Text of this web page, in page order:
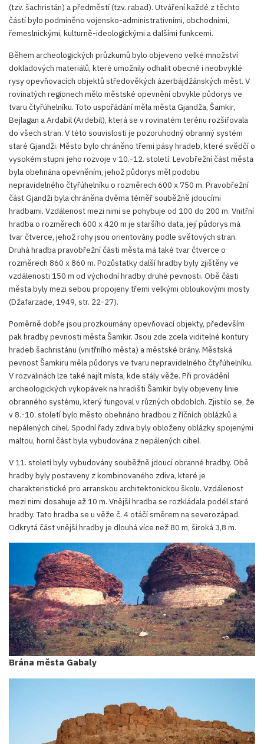
(tzv. šachristán) a předměstí (tzv. rabad). Utváření každé z těchto
částí bylo podmíněno vojensko-administrativními, obchodními,
řemeslnickými, kulturně-ideologickými a dalšími funkcemi.
Během archeologických průzkumů bylo objeveno velké množství
dokladových materiálů, které umožnily odhalit obecné i neobvyklé
rysy opevňovacích objektů středověkých ázerbájdžánských měst. V
rovinatých regionech mělo městské opevnění obvykle půdorys ve
tvaru čtyřúhelníku. Toto uspořádání měla města Gjandža, Šamkir,
Bejlagan a Ardabil (Ardebil), která se v rovinatém terénu rozšiřovala
do všech stran. V této souvislosti je pozoruhodný obranný systém
staré Gjandži. Město bylo chráněno třemi pásy hradeb, které svědčí o
vysokém stupni jeho rozvoje v 10.-12. století. Levobřežní část města
byla obehnána opevněním, jehož půdorys měl podobu
nepravidelného čtyřúhelníku o rozměrech 600 x 750 m. Pravobřežní
část Gjandži byla chráněna dvěma téměř souběžně jdoucími
hradbami. Vzdálenost mezi nimi se pohybuje od 100 do 200 m. Vnitřní
hradba o rozměrech 600 x 420 m je staršího data, její půdorys má
tvar čtverce, jehož rohy jsou orientovány podle světových stran.
Druhá hradba pravobřežní části města má také tvar čtverce o
rozměrech 860 x 860 m. Pozůstatky další hradby byly zjištěny ve
vzdálenosti 150 m od východní hradby druhé pevnosti. Obě části
města byly mezi sebou propojeny třemi velkými obloukovými mosty
(Džafarzade, 1949, str. 22-27).
Poměrně dobře jsou prozkoumány opevňovací objekty, především
pak hradby pevnosti města Šamkir. Jsou zde zcela viditelné kontury
hradeb šachristánu (vnitřního města) a městské brány. Městská
pevnost Šamkiru měla půdorys ve tvaru nepravidelného čtyřúhelníku.
V rozvalinách lze také najít místa, kde stály věže. Při provádění
archeologických vykopávek na hradišti Šamkir byly objeveny linie
obranného systému, který fungoval v různých obdobích. Zjistilo se, že
v 8.-10. století bylo město obehnáno hradbou z říčních oblázků a
nepálených cihel. Spodní řady zdiva byly obloženy oblázky spojenými
maltou, horní část byla vybudována z nepálených cihel.
V 11. století byly vybudovány souběžně jdoucí obranné hradby. Obě
hradby byly postaveny z kombinovaného zdiva, které je
charakteristické pro arranskou architektonickou školu. Vzdálenost
mezi nimi dosahuje až 10 m. Vnější hradba se rozkládala podél staré
hradby. Tato hradba se u věže č. 4 otáčí směrem na severozápad.
Odkrytá část vnější hradby je dlouhá více než 80 m, široká 3,8 m.
Brána města Gabaly